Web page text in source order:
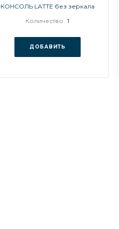
КОНСОЛЬ LATTE без зеркала
Количество 1
ДОБАВИТЬ